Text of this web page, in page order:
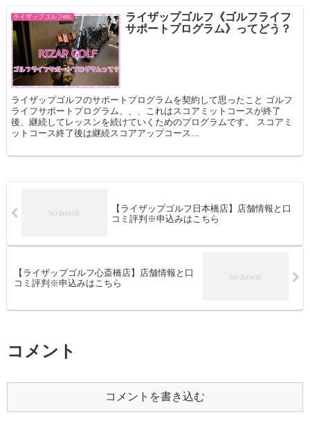
ライザップゴルフetc
ライザップゴルフ《ゴルフライフ
サポートプログラム》ってどう？
ライザップゴルフのサポートプログラムを契約して思ったこと ゴルフ
ライフサポートプログラム、、、これはスコアミットコースが終了
後、継続してレッスンを続けていくためのプログラムです。 スコアミ
ットコース終了後は継続スコアアップコース...
【ライザップゴルフ日本橋店】店舗情報と口
コミ評判※申込みはこちら
【ライザップゴルフ心斎橋店】店舗情報と口
コミ評判※申込みはこちら
コメント
コメントを書き込む